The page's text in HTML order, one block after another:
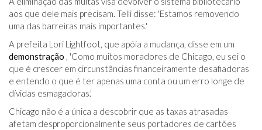
aos que dele mais precisam. Telli disse: 'Estamos removendo
uma das barreiras mais importantes.'
A prefeita Lori Lightfoot, que apóia a mudança, disse em um
demonstração , 'Como muitos moradores de Chicago, eu sei o
que é crescer em circunstâncias financeiramente desafiadoras
e entendo o que é ter apenas uma conta ou um erro longe de
dívidas esmagadoras.'
Chicago não é a única a descobrir que as taxas atrasadas
afetam desproporcionalmente seus portadores de cartões